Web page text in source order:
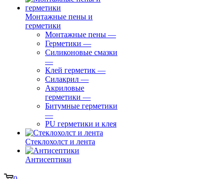
Монтажные пены и
герметики
Монтажные пены —
Герметики —
Силиконовые смазки
—
Клей герметик —
Силакрил —
Акриловые
герметики —
Битумные герметики
—
PU герметики и клея
Стеклохолст и лента
Антисептики